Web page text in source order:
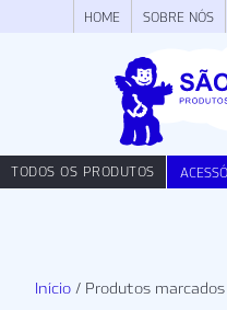
HOME SOBRE NÓS
TODOS OS PRODUTOS
Início / Produtos